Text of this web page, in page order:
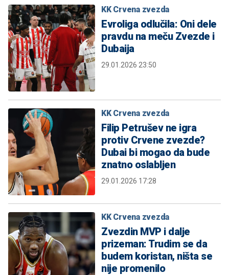
KK Crvena zvezda
Evroliga odlučila: Oni dele
pravdu na meču Zvezde i
Dubaija
29.01.2026 23:50
KK Crvena zvezda
Filip Petrušev ne igra
protiv Crvene zvezde?
Dubai bi mogao da bude
znatno oslabljen
29.01.2026 17:28
KK Crvena zvezda
Zvezdin MVP i dalje
prizeman: Trudim se da
budem koristan, ništa se
nije promenilo